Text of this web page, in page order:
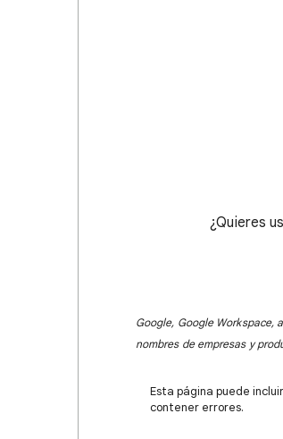
¿Quieres
Google, Google Workspace,
nombres de empresas y
Esta página puede
contener errores.